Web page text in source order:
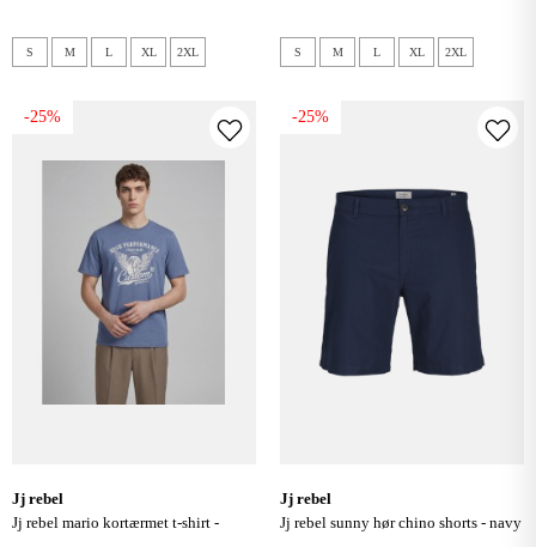
S M L XL 2XL S M L XL 2XL
-25%
jj rebel
jj rebel mario kortærmet t-shirt -
-25%
jj rebel
jj rebel sunny hør chino shorts - navy